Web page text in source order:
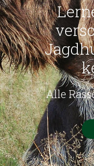
Alle